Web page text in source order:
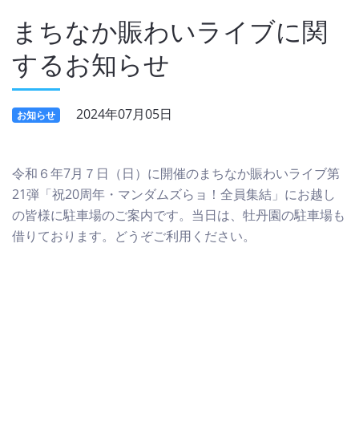
まちなか賑わいライブに関
するお知らせ
お知らせ 2024年07月05日
令和６年7月７日（日）に開催のまちなか賑わいライブ第
21弾「祝20周年・マンダムズらョ！全員集結」にお越し
の皆様に駐車場のご案内です。当日は、牡丹園の駐車場も
借りております。どうぞご利用ください。